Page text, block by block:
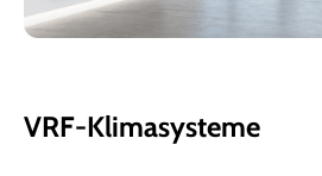
VRF-Klimasysteme